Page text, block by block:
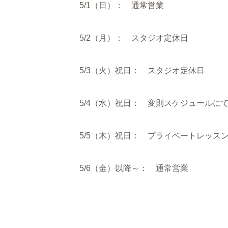
5/1（日）： 通常営業
5/2（月）： スタジオ定休日
5/3（火）祝日： スタジオ定休日
5/4（水）祝日： 変則スケジュールに
5/5（木）祝日： プライベートレッス
5/6（金）以降～： 通常営業